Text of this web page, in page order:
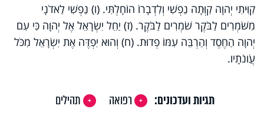
קִוִּיתִי יְהוָה קִוְּתָה נַפְשִׁי וְלִדְבָרוֹ הוֹחָלְתִּי. (ו) נַפְשִׁי לַאדֹנָי
מִשֹּׁמְרִים לַבֹּקֶר שֹׁמְרִים לַבֹּקֶר. (ז) יַחֵל יִשְׂרָאֵל אֶל יְהוָה כִּי עִם
יְהוָה הַחֶסֶד וְהַרְבֵּה עִמּוֹ פְדוּת. (ח) וְהוּא יִפְדֶּה אֶת יִשְׂרָאֵל מִכֹּל
עֲו‍ֹנֹתָיו.
תגיות ועדכונים: רפואה
תהילים